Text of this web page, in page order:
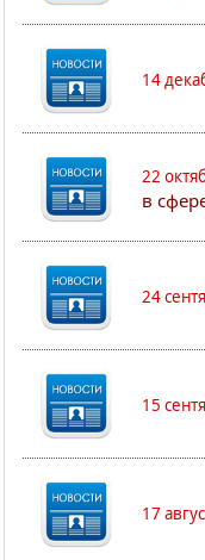
14
22
в
24
15
17